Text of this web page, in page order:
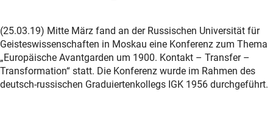
(25.03.19) Mitte März fand an der Russischen Universität für
Geisteswissenschaften in Moskau eine Konferenz zum Thema
„Europäische Avantgarden um 1900. Kontakt – Transfer –
Transformation“ statt. Die Konferenz wurde im Rahmen des
deutsch-russischen Graduiertenkollegs IGK 1956 durchgeführt.